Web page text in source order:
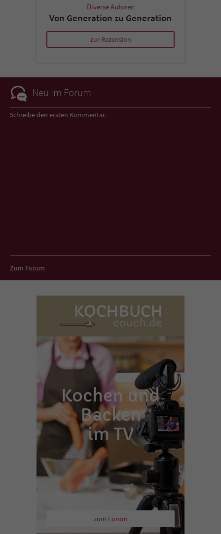
Diverse Autoren
Von Generation zu Generation
zur Rezension
Neu im Forum
Schreibe den ersten Kommentar.
Zum Forum
Kochen und
Backen
im TV
zum Forum